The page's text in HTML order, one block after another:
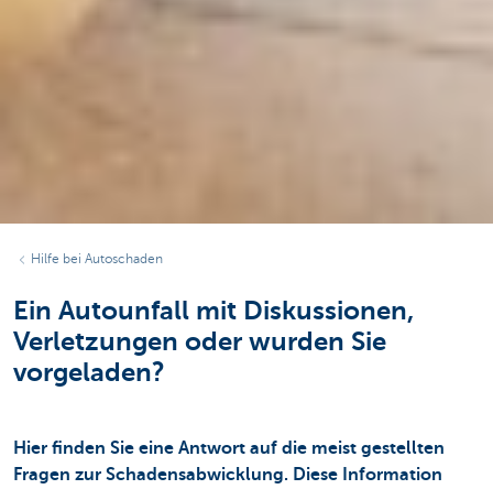
Hilfe bei Autoschaden
Ein Autounfall mit Diskussionen,
Verletzungen oder wurden Sie
vorgeladen?
Hier finden Sie eine Antwort auf die meist gestellten
Fragen zur Schadensabwicklung. Diese Information